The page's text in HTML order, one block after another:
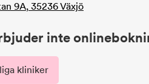
9A, 35236Växjö
inte
kliniker